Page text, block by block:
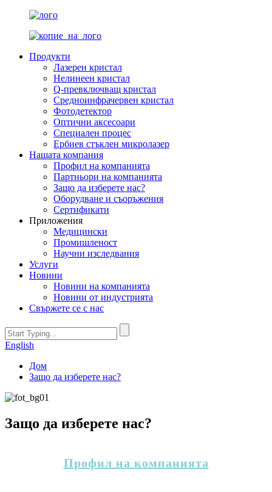
Продукти
Лазерен кристал
Нелинеен кристал
Q-превключващ кристал
Средноинфрачервен кристал
Фотодетектор
Оптични аксесоари
Специален процес
Ербиев стъклен микролазер
Нашата компания
Профил на компанията
Партньори на компанията
Защо да изберете нас?
Оборудване и съоръжения
Сертификати
Приложения
Медицински
Промишленост
Научни изследвания
Услуги
Новини
Новини на компанията
Новини от индустрията
Свържете се с нас
English
Дом
Защо да изберете нас?
Защо да изберете нас?
Профил на компанията